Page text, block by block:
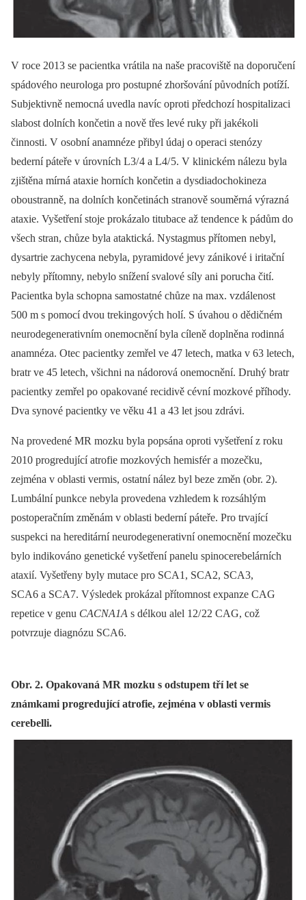
V roce 2013 se pacientka vrátila na naše pracoviště na doporučení
spádového neurologa pro postupné zhoršování původních potíží.
Subjektivně nemocná uvedla navíc oproti předchozí hospitalizaci
slabost dolních končetin a nově třes levé ruky při jakékoli
činnosti. V osobní anamnéze přibyl údaj o operaci stenózy
bederní páteře v úrovních L3/ 4 a L4/ 5. V klinickém nálezu byla
zjištěna mírná ataxie horních končetin a dysdiadochokineza
oboustranně, na dolních končetinách stranově souměrná výrazná
ataxie. Vyšetření stoje prokázalo titubace až tendence k pádům do
všech stran, chůze byla ataktická. Nystagmus přítomen nebyl,
dysartrie zachycena nebyla, pyramidové jevy zánikové i iritační
nebyly přítomny, nebylo snížení svalové síly ani porucha čití.
Pacientka byla schopna samostatné chůze na max. vzdálenost
500 m s pomocí dvou trekingových holí. S úvahou o dědičném
neurodegenerativním onemocnění byla cíleně doplněna rodinná
anamnéza. Otec pacientky zemřel ve 47 letech, matka v 63 letech,
bratr ve 45 letech, všichni na nádorová onemocnění. Druhý bratr
pacientky zemřel po opakované recidivě cévní mozkové příhody.
Dva synové pacientky ve věku 41 a 43 let jsou zdrávi.
Na provedené MR mozku byla popsána oproti vyšetření z roku
2010 progredující atrofie mozkových hemisfér a mozečku,
zejména v oblasti vermis, ostatní nález byl beze změn (obr. 2).
Lumbální punkce nebyla provedena vzhledem k rozsáhlým
postoperačním změnám v oblasti bederní páteře. Pro trvající
suspekci na hereditární neurodegenerativní onemocnění mozečku
bylo indikováno genetické vyšetření panelu spinocerebelárních
ataxií. Vyšetřeny byly mutace pro SCA1, SCA2, SCA3,
SCA6 a SCA7. Výsledek prokázal přítomnost expanze CAG
repetice v genu CACNA1A s délkou alel 12/ 22 CAG, což
potvrzuje diagnózu SCA6.
Obr. 2. Opakovaná MR mozku s odstupem tří let se
známkami progredující atrofie, zejména v oblasti vermis
cerebelli.